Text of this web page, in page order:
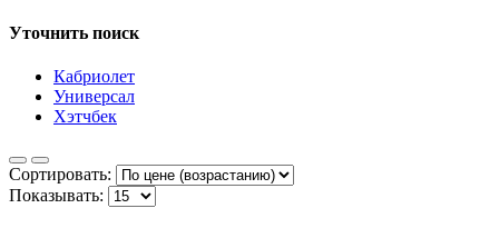
Уточнить поиск
Кабриолет
Универсал
Хэтчбек
Сортировать:
Показывать: